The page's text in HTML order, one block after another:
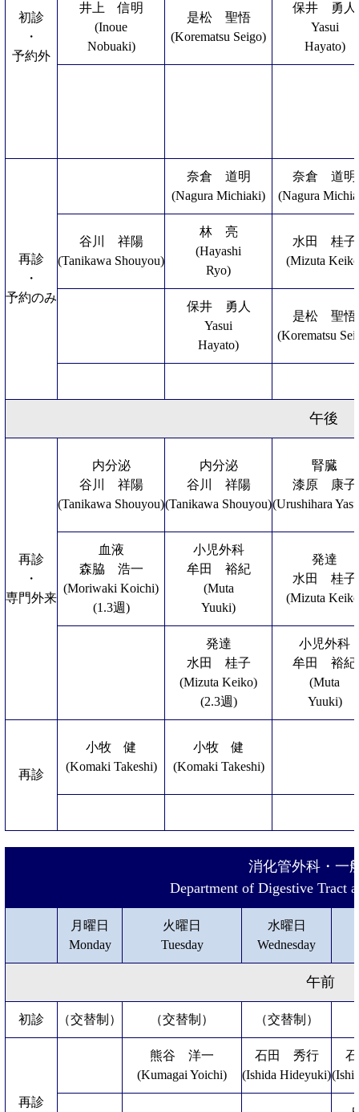
初診
・
予約外
井上 信明
(Inoue
Nobuaki)
是松 聖悟
(Korematsu Seigo)
保井 勇人
Yasui
Hayato)
再診
・
予約のみ
奈倉 道明
(Nagura Michiaki)
奈倉 道明
(Nagura
谷川 祥陽
(Tanikawa Shouyou)
林 亮
(Hayashi
Ryo)
水田 桂子
(Mizuta
保井 勇人
Yasui
Hayato)
是松 聖悟
(Korematsu
午後
再診
・
専門外来
内分泌
谷川 祥陽
(Tanikawa Shouyou)
内分泌
谷川 祥陽
(Tanikawa Shouyou)
腎臓
漆原 康子
(Urushihara
血液
森脇 浩一
(Moriwaki Koichi)
(1.3週)
小児外科
牟田 裕紀
(Muta
Yuuki)
発達
水田 桂子
(Mizuta
発達
水田 桂子
(Mizuta Keiko)
(2.3週)
小児外科
牟田 裕紀
(Muta
Yuuki)
再診
小牧 健
(Komaki Takeshi)
小牧 健
(Komaki Takeshi)
消化管外科・一
Department of Digestive Tract
月曜日
Monday
火曜日
Tuesday
水曜日
Wednesday
午前
初診 （交替制） （交替制） （交替制）
再診
熊谷 洋一
(Kumagai Yoichi)
石田 秀行
(Ishida Hideyuki)